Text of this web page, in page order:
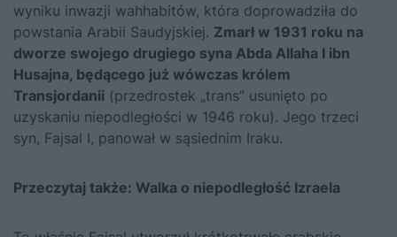
wyniku inwa­zji wahhabitów, która doprowadziła do
powstania Arabii Saudyjskiej. Zmarł w 1931 roku na
dworze swojego drugiego syna Abda Allaha I ibn
Husajna, będącego już wówczas królem
Transjordanii (przedrostek „trans” usunięto po
uzyskaniu niepodległości w 1946 roku). Jego trzeci
syn, Fajsal I, panował w sąsiednim Iraku.
Przeczytaj także: Walka o niepodległość Izraela